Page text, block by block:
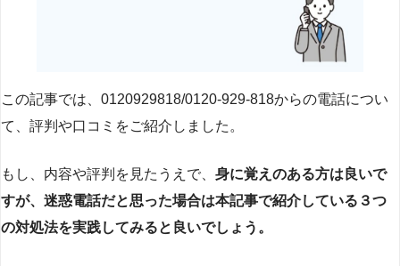
この記事では、0120929818/0120-929-818からの電話につい
て、評判や口コミをご紹介しました。
もし、内容や評判を見たうえで、 身に覚えのある方は良いで
すが、迷惑電話だと思った場合は本記事で紹介している３つ
の対処法を実践してみると良いでしょう。